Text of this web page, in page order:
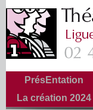
PrésEntation
La création 2024